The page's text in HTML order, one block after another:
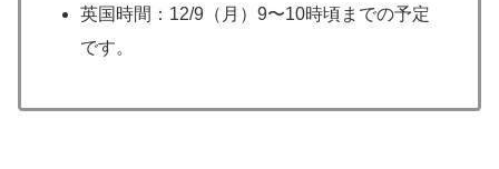
英国時間：12/9（月）9〜10時頃までの予定
です。